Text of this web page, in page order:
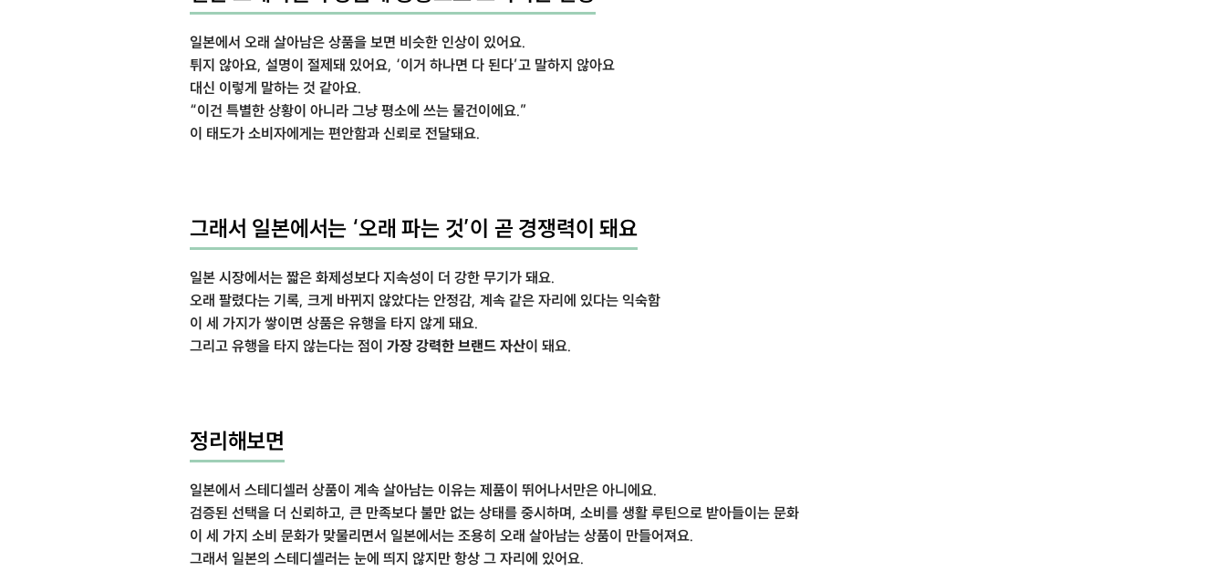
일본에서 오래 살아남은 상품을 보면 비슷한 인상이 있어요.
튀지 않아요, 설명이 절제돼 있어요, ‘이거 하나면 다 된다’고 말하지 않아요
대신 이렇게 말하는 것 같아요.
“이건 특별한 상황이 아니라 그냥 평소에 쓰는 물건이에요.”
이 태도가 소비자에게는 편안함과 신뢰로 전달돼요.
그래서 일본에서는 ‘오래 파는 것’이 곧 경쟁력이 돼요
일본 시장에서는 짧은 화제성보다 지속성이 더 강한 무기가 돼요.
오래 팔렸다는 기록, 크게 바뀌지 않았다는 안정감, 계속 같은 자리에 있다는 익숙함
이 세 가지가 쌓이면 상품은 유행을 타지 않게 돼요.
그리고 유행을 타지 않는다는 점이 가장 강력한 브랜드 자산이 돼요.
정리해보면
일본에서 스테디셀러 상품이 계속 살아남는 이유는 제품이 뛰어나서만은 아니에요.
검증된 선택을 더 신뢰하고, 큰 만족보다 불만 없는 상태를 중시하며, 소비를 생활 루틴으로 받아들이는 문화
이 세 가지 소비 문화가 맞물리면서 일본에서는 조용히 오래 살아남는 상품이 만들어져요.
그래서 일본의 스테디셀러는 눈에 띄지 않지만 항상 그 자리에 있어요.